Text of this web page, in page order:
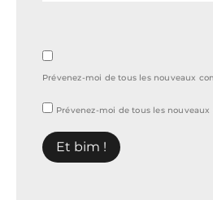
Prévenez-moi de tous les nouveaux
Prévenez-moi de tous les